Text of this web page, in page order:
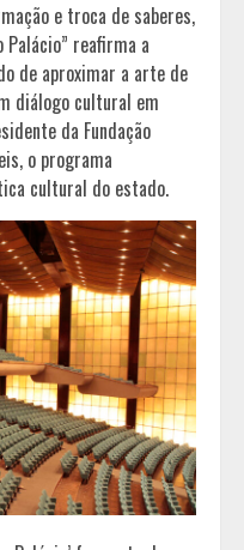
e troca de saberes,
Palácio” reafirma a
de aproximar a arte de
diálogo cultural em
da Fundação
o programa
cultural do estado.